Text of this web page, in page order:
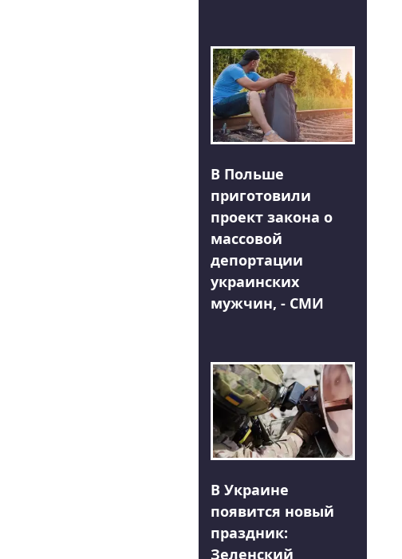
В Польше
приготовили
проект закона о
массовой
депортации
украинских
мужчин, - СМИ
В Украине
появится новый
праздник:
Зеленский